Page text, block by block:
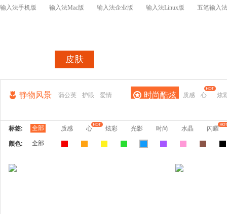
输入法手机版 输入法Mac版 输入法企业版 输入法Linux版 五笔输入法
皮肤
静物风景 蒲公英 护眼 爱情 时尚酷炫 质感 心 炫
标签: 全部 质感 心 炫彩 光影 时尚 水晶 闪耀
颜色: 全部